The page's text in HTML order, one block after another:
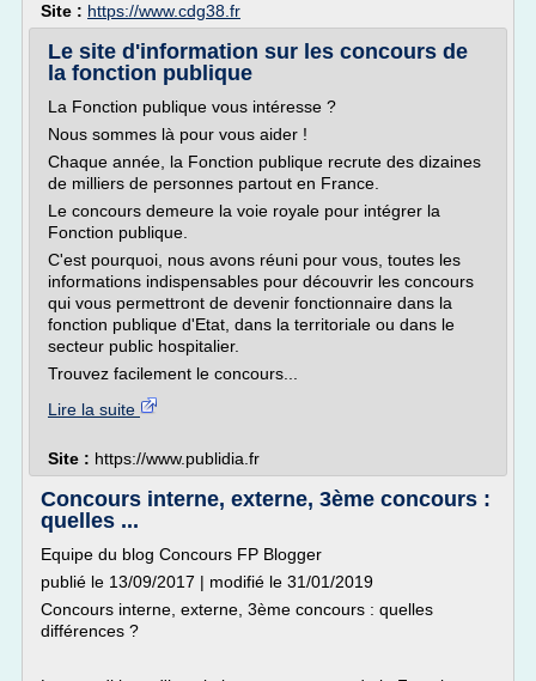
Site : https://www.cdg38.fr
Le site d'information sur les concours de
la fonction publique
La Fonction publique vous intéresse ?
Nous sommes là pour vous aider !
Chaque année, la Fonction publique recrute des dizaines
de milliers de personnes partout en France.
Le concours demeure la voie royale pour intégrer la
Fonction publique.
C'est pourquoi, nous avons réuni pour vous, toutes les
informations indispensables pour découvrir les concours
qui vous permettront de devenir fonctionnaire dans la
fonction publique d'Etat, dans la territoriale ou dans le
secteur public hospitalier.
Trouvez facilement le concours...
Lire la suite
Site : https://www.publidia.fr
Concours interne, externe, 3ème concours :
quelles ...
Equipe du blog Concours FP Blogger
publié le 13/09/2017 | modifié le 31/01/2019
Concours interne, externe, 3ème concours : quelles
différences ?